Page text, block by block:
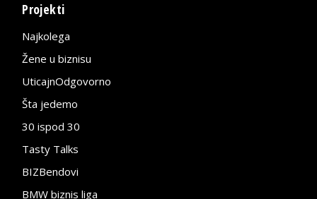
Projekti
Najkolega
Žene u biznisu
UticajnOdgovorno
Šta jedemo
30 ispod 30
Tasty Talks
BIZBendovi
BMW biznis liga